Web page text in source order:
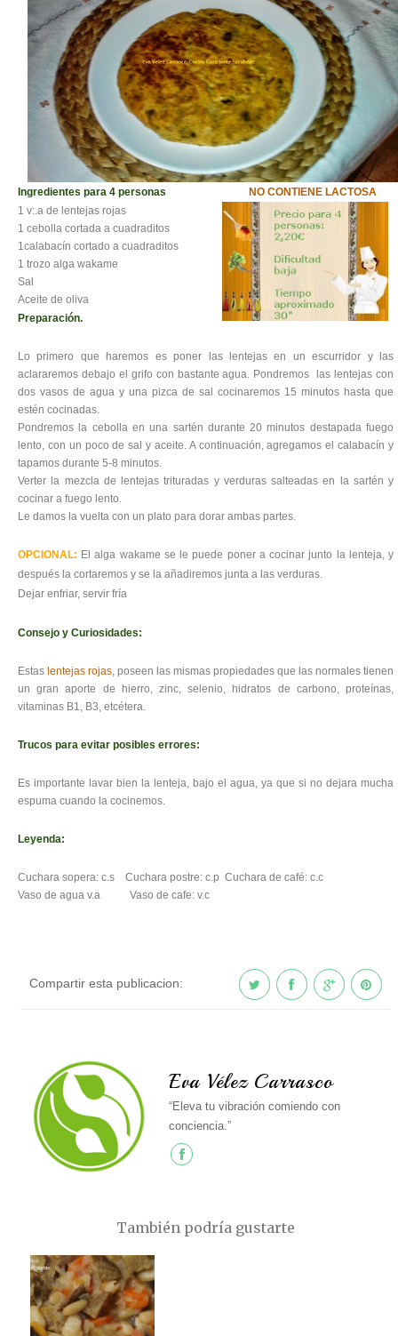
COCINA
ENÉRGETICA
RECETAS
EL VERGEL
Ingredientes para 4 personas
NO CONTIENE LACTOSA
1 v:.a de lentejas rojas
1 cebolla cortada a cuadraditos
1calabacín cortado a cuadraditos
1 trozo alga wakame
Sal
Aceite de oliva
Preparación.
Lo primero que haremos es poner las lentejas en un escurridor y las
aclararemos debajo el grifo con bastante agua. Pondremos las lentejas con
dos vasos de agua y una pizca de sal cocinaremos 15 minutos hasta que
estén cocinadas.
Pondremos la cebolla en una sartén durante 20 minutos destapada fuego
lento, con un poco de sal y aceite. A continuación, agregamos el calabacín y
tapamos durante 5-8 minutos.
Verter la mezcla de lentejas trituradas y verduras salteadas en la sartén y
cocinar a fuego lento.
Le damos la vuelta con un plato para dorar ambas partes.
OPCIONAL: El alga wakame se le puede poner a cocinar junto la lenteja, y
después la cortaremos y se la añadiremos junta a las verduras.
Dejar enfriar, servir fría
Consejo y Curiosidades:
Estas lentejas rojas, poseen las mismas propiedades que las normales tienen
un gran aporte de hierro, zinc, selenio, hidratos de carbono, proteínas,
vitaminas B1, B3, etcétera.
Trucos para evitar posibles errores:
Es importante lavar bien la lenteja, bajo el agua, ya que si no dejara mucha
espuma cuando la cocinemos.
Leyenda:
Cuchara sopera: c.s Cuchara postre: c.p Cuchara de café: c.c
Vaso de agua v.a Vaso de cafe: v.c
Compartir esta publicacion:
Eva Vélez Carrasco
“Eleva tu vibración comiendo con
conciencia.”
También podría gustarte